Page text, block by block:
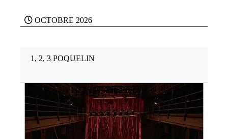
OCTOBRE 2026
1, 2, 3 POQUELIN